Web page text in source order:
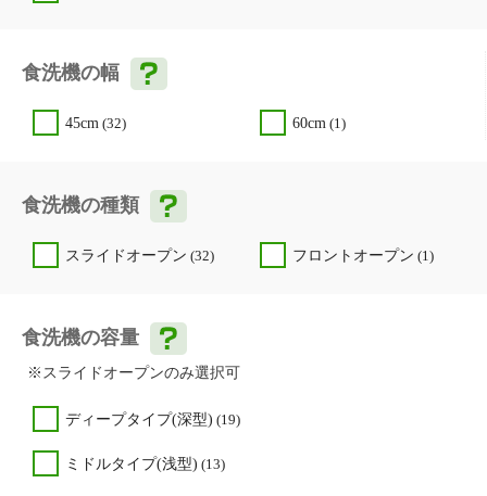
食洗機の幅
45cm (32) 60cm (1)
食洗機の種類
スライドオープン (32) フロントオープン (1)
食洗機の容量
※スライドオープンのみ選択可
ディープタイプ(深型) (19)
ミドルタイプ(浅型) (13)